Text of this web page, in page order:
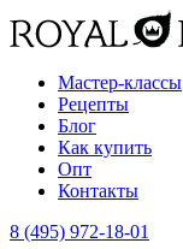
Мастер-классы
Рецепты
Блог
Как купить
Опт
Контакты
8 (495) 972-18-01